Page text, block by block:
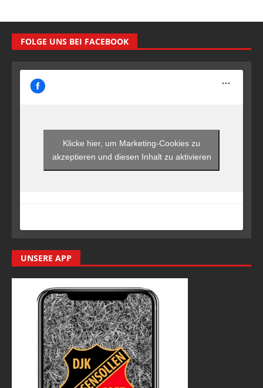
FOLGE UNS BEI FACEBOOK
Klicke hier, um Marketing-Cookies zu
akzeptieren und diesen Inhalt zu aktivieren
UNSERE APP